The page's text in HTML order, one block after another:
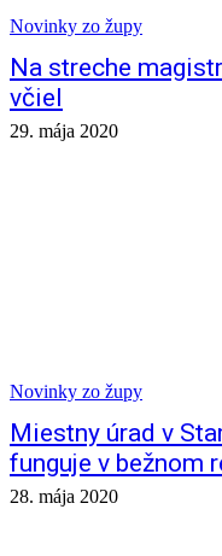
Novinky zo župy
Na streche
včiel
29. mája 2020
Novinky zo župy
Miestny úrad v
funguje v bežnom
28. mája 2020